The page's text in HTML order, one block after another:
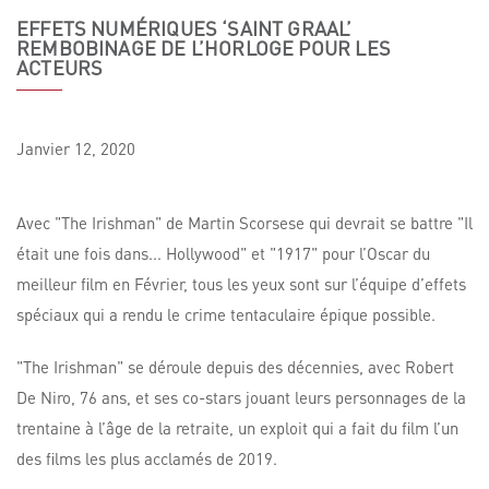
EFFETS NUMÉRIQUES ‘SAINT GRAAL’
REMBOBINAGE DE L’HORLOGE POUR LES
ACTEURS
Janvier 12, 2020
Avec "The Irishman" de Martin Scorsese qui devrait se battre "Il
était une fois dans... Hollywood" et "1917" pour l’Oscar du
meilleur film en Février, tous les yeux sont sur l’équipe d’effets
spéciaux qui a rendu le crime tentaculaire épique possible.
"The Irishman" se déroule depuis des décennies, avec Robert
De Niro, 76 ans, et ses co-stars jouant leurs personnages de la
trentaine à l’âge de la retraite, un exploit qui a fait du film l’un
des films les plus acclamés de 2019.